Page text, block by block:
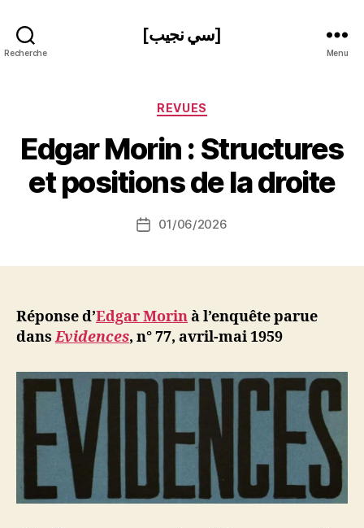
Recherche
[سي نجيب]
Menu
Catégories
REVUES
Edgar Morin : Structures
et positions de la droite
Auteur
de
P
a
S
N
Date01/06/2026
Réponse d’Edgar Morinà l’enquête parue
dansEvidences, n° 77, avril-mai 1959